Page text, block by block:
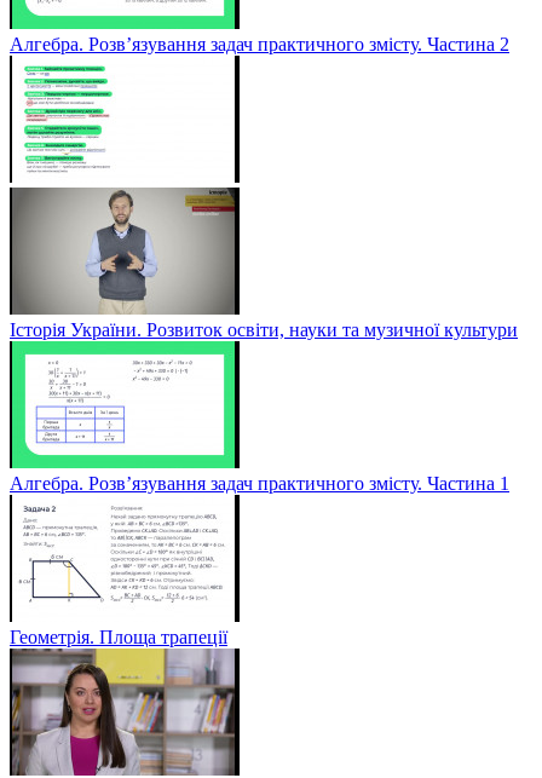
Алгебра. Розв’язування задач практичного змісту. Частина 2
Історія України. Розвиток освіти, науки та музичної культури
Алгебра. Розв’язування задач практичного змісту. Частина 1
Геометрія. Площа трапеції